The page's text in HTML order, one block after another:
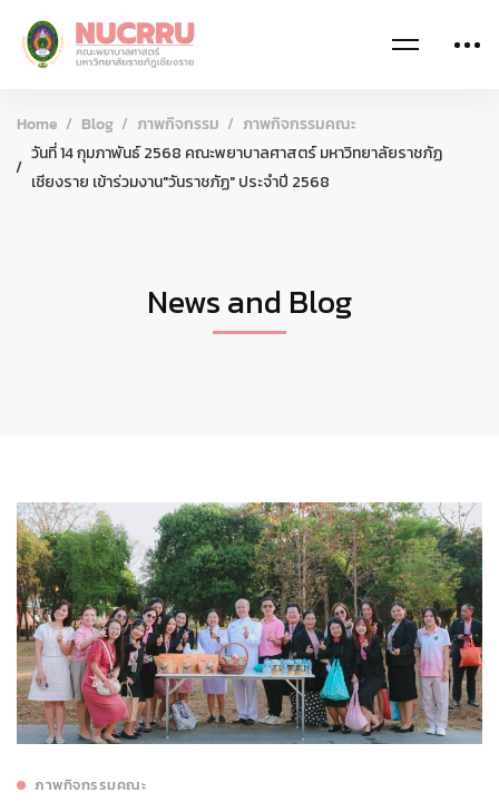
Home Blog ภาพกิจกรรม
ภาพกิจกรรมคณะ
วันที่ 14 กุมภาพันธ์ 2568 คณะพยาบาลศาสตร์ มหาวิทยาลัยราชภัฏ
เชียงราย เข้าร่วมงาน"วันราชภัฏ" ประจำปี 2568
News and Blog
ภาพกิจกรรมคณะ